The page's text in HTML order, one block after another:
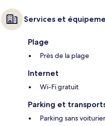
Services et
Plage
Près de la plage
Internet
Wi-Fi gratuit
Parking et
Parking sans